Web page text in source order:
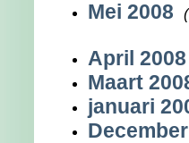
Mei 2008
April
Maart
januari